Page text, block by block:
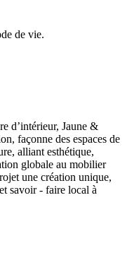
de vie.
d’intérieur, Jaune &
façonne des espaces de
alliant esthétique,
globale au mobilier
une création unique,
savoir - faire local à